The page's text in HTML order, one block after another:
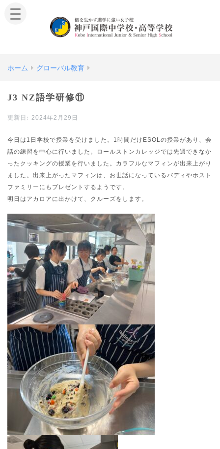
ホーム グローバル教育
J3 NZ語学研修⑪
2024年2月29日
今日は1日学校で授業を受けました。1時間だけESOLの授業があり、会
話の練習を中心に行いました。ロールストンカレッジでは先週できなか
ったクッキングの授業を行いました。カラフルなマフィンが出来上がり
ました。出来上がったマフィンは、お世話になっているバディやホスト
ファミリーにもプレゼントするようです。
明日はアカロアに出かけて、クルーズをします。